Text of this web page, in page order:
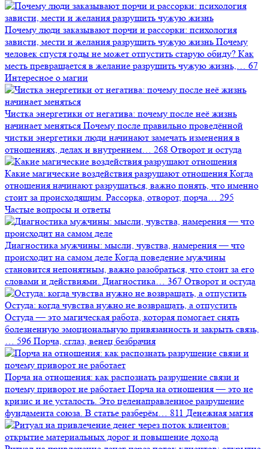
Почему люди заказывают порчи и рассорки: психология
зависти, мести и желания разрушить чужую жизнь Почему
человек спустя годы не может отпустить старую обиду? Как
месть превращается в желание разрушить чужую жизнь,… 67
Интересное о магии
Чистка энергетики от негатива: почему после неё жизнь
начинает меняться Почему после правильно проведённой
чистки энергетики люди начинают замечать изменения в
отношениях, делах и внутреннем… 268 Отворот и остуда
Какие магические воздействия разрушают отношения Когда
отношения начинают разрушаться, важно понять, что именно
стоит за происходящим. Рассорка, отворот, порча… 295
Частые вопросы и ответы
Диагностика мужчины: мысли, чувства, намерения — что
происходит на самом деле Когда поведение мужчины
становится непонятным, важно разобраться, что стоит за его
словами и действиями. Диагностика… 367 Отворот и остуда
Остуда: когда чувства нужно не возвращать, а отпустить
Остуда — это магическая работа, которая помогает снять
болезненную эмоциональную привязанность и закрыть связь,
… 596 Порча, сглаз, венец безбрачия
Порча на отношения: как распознать разрушение связи и
почему приворот не работает Порча на отношения — это не
кризис и не усталость. Это целенаправленное разрушение
фундамента союза. В статье разберём… 811 Денежная магия